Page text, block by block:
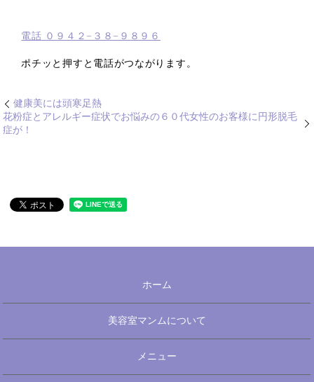
電話 ０９４２−３８−９８９６
ポチッと押すと電話がつながります。
健康美には頭寒足熱
花粉症とアレルギー症状でお悩みの６０代女性のお客様に円形脱毛
症が！
ホーム
美容室マンムについて
メニュー